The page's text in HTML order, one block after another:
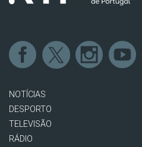
NOTÍCIAS
DESPORTO
TELEVISÃO
RÁDIO